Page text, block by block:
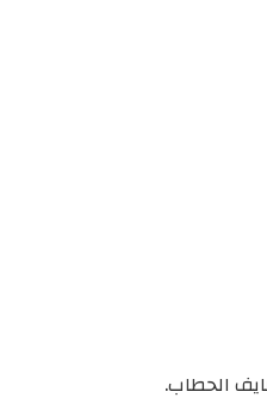
الحطاب.